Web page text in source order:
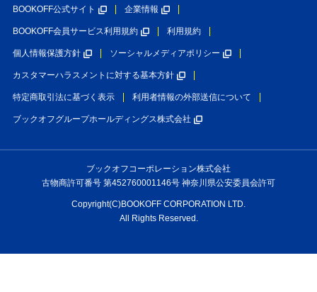
BOOKOFF公式サイト 企業情報
BOOKOFF会員サービス利用規約 利用規約
個人情報保護方針 ソーシャルメディアポリシー
カスタマーハラスメントに対する基本方針
特定商取引法に基づく表示 利用者情報の外部送信について
ブックオフグループホールディングス株式会社
ブックオフコーポレーション株式会社
古物商許可番号 第452760001146号 神奈川県公安委員会許可
Copyright(C)BOOKOFF CORPORATION LTD.
All Rights Reserved.